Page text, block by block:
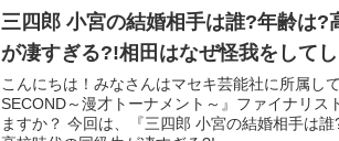
三四郎 小宮の結婚相手は誰?年齢は?
が凄すぎる?!相田はなぜ怪我をして
こんにちは！みなさんはマセキ芸能社に所属し
SECOND～漫才トーナメント～』ファイナリス
ますか？ 今回は、『三四郎 小宮の結婚相手は誰?年齢は?』 『小宮の